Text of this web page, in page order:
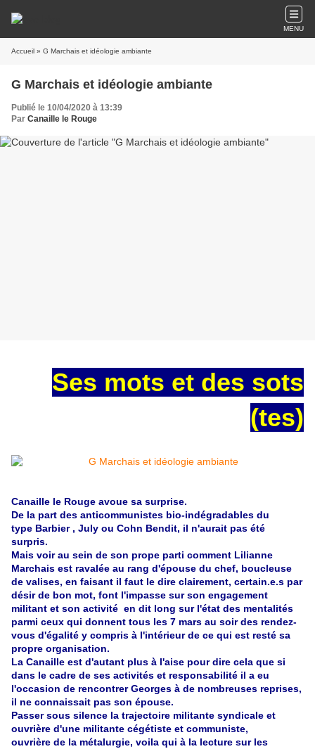
MENU
Accueil » G Marchais et idéologie ambiante
G Marchais et idéologie ambiante
Publié le 10/04/2020 à 13:39
Par Canaille le Rouge
Ses mots et des sots
(tes)
Canaille le Rouge avoue sa surprise.
De la part des anticommunistes bio-indégradables du
type Barbier , July ou Cohn Bendit, il n'aurait pas été
surpris.
Mais voir au sein de son prope parti comment Lilianne
Marchais est ravalée au rang d'épouse du chef, boucleuse
de valises, en faisant il faut le dire clairement, certain.e.s par
désir de bon mot, font l'impasse sur son engagement
militant et son activité en dit long sur l'état des mentalités
parmi ceux qui donnent tous les 7 mars au soir des rendez-
vous d'égalité y compris à l'intérieur de ce qui est resté sa
propre organisation.
La Canaille est d'autant plus à l'aise pour dire cela que si
dans le cadre de ses activités et responsabilité il a eu
l'occasion de rencontrer Georges à de nombreuses reprises,
il ne connaissait pas son épouse.
Passer sous silence la trajectoire militante syndicale et
ouvrière d'une militante cégétiste et communiste,
ouvrière de la métalurgie, voila qui à la lecture sur les